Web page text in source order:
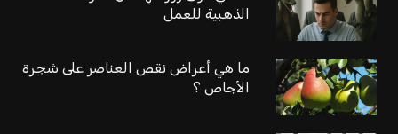
الذهبية للعمل
ما هي أعراض نقص العناصر على شجرة
الأجاص ؟